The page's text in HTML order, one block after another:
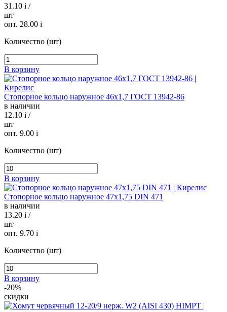
31.10 i /
шт
опт. 28.00 i
Количество (шт)
В корзину
Стопорное кольцо наружное 46х1,7 ГОСТ 13942-86
в наличии
12.10 i /
шт
опт. 9.00 i
Количество (шт)
В корзину
Стопорное кольцо наружное 47х1,75 DIN 471
в наличии
13.20 i /
шт
опт. 9.70 i
Количество (шт)
В корзину
-20%
скидки